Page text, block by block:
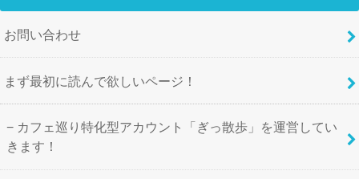
お問い合わせ
まず最初に読んで欲しいページ！
カフェ巡り特化型アカウント「ぎっ散歩」を運営してい
きます！